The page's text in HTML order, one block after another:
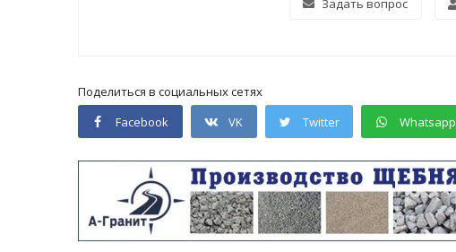
Задать вопрос
Поделиться в социальных сетях
Facebook
VK Twitter Whatsapp